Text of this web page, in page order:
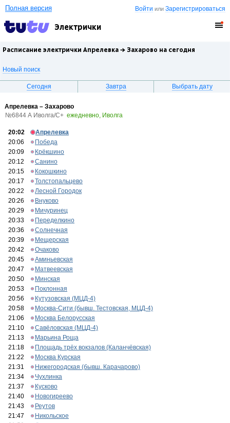
Войти илиЗарегистрироваться
Полная версия
Электрички
Расписание электрички Апрелевка → Захарово на сегодня
Новый поиск
Сегодня Завтра Выбрать дату
Апрелевка – Захарово
№6844 А Иволга/С+ ежедневно, Иволга
20:02
Апрелевка
20:06
Победа
20:09
Крёкшино
20:12
Санино
20:15
Кокошкино
20:17
Толстопальцево
20:22
Лесной Городок
20:26
Внуково
20:29
Мичуринец
20:33
Переделкино
20:36
Солнечная
20:39
Мещерская
20:42
Очаково
20:45
Аминьевская
20:47
Матвеевская
20:50
Минская
20:53
Поклонная
20:56
Кутузовская (МЦД-4)
20:58
Москва-Сити (бывш. Тестовская, МЦД-4)
21:06
Москва Белорусская
21:10
Савёловская (МЦД-4)
21:13
Марьина Роща
21:18
Площадь трёх вокзалов (Каланчёвская)
21:22
Москва Курская
21:31
Нижегородская (бывш. Карачарово)
21:34
Чухлинка
21:37
Кусково
21:40
Новогиреево
21:43
Реутов
21:47
Никольское